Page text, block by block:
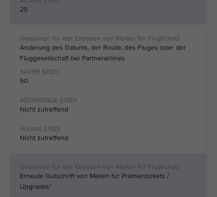
25
Änderung des Datums, der Route, des Fluges oder der
Fluggesellschaft bei Partnerairlines
50
Nicht zutreffend
Nicht zutreffend
Erneute Gutschrift von Meilen für Prämientickets /
Upgrades*